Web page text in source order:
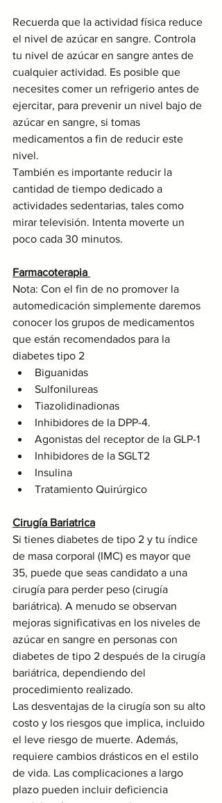
Recuerda que la actividad física reduce
el nivel de azúcar en sangre. Controla
tu nivel de azúcar en sangre antes de
cualquier actividad. Es posible que
necesites comer un refrigerio antes de
ejercitar, para prevenir un nivel bajo de
azúcar en sangre, si tomas
medicamentos a fin de reducir este
nivel.
También es importante reducir la
cantidad de tiempo dedicado a
actividades sedentarias, tales como
mirar televisión. Intenta moverte un
poco cada 30 minutos.
Farmacoterapia
Nota: Con el fin de no promover la
automedicación simplemente daremos
conocer los grupos de medicamentos
que están recomendados para la
diabetes tipo 2
Biguanidas
Sulfonilureas
Tiazolidinadionas
Inhibidores de la DPP-4.
Agonistas del receptor de la GLP-1
Inhibidores de la SGLT2
Insulina
Tratamiento Quirúrgico
Cirugía Bariatrica
Si tienes diabetes de tipo 2 y tu índice
de masa corporal (IMC) es mayor que
35, puede que seas candidato a una
cirugía para perder peso (cirugía
bariátrica). A menudo se observan
mejoras significativas en los niveles de
azúcar en sangre en personas con
diabetes de tipo 2 después de la cirugía
bariátrica, dependiendo del
procedimiento realizado.
Las desventajas de la cirugía son su alto
costo y los riesgos que implica, incluido
el leve riesgo de muerte. Además,
requiere cambios drásticos en el estilo
de vida. Las complicaciones a largo
plazo pueden incluir deficiencia